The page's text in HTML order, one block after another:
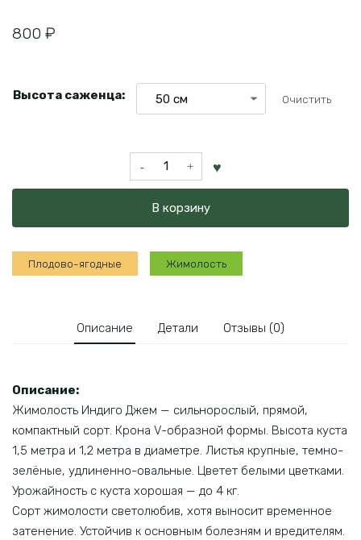
800 ₽
Высота саженца: Очистить
Количество
товара
Индиго
Джем
В корзину
Плодово-ягодные Жимолость
Описание Детали Отзывы (0)
Описание:
Жимолость Индиго Джем — сильнорослый, прямой,
компактный сорт. Крона V-образной формы. Высота куста
1,5 метра и 1,2 метра в диаметре. Листья крупные, темно-
зелёные, удлиненно-овальные. Цветет белыми цветками.
Урожайность с куста хорошая — до 4 кг.
Сорт жимолости светолюбив, хотя выносит временное
затенение. Устойчив к основным болезням и вредителям.